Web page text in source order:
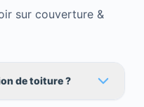
sur couverture &
de toiture ?